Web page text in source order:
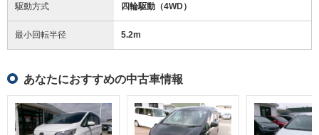
駆動方式 四輪駆動（4WD）
最小回転半径 5.2m
あなたにおすすめの中古車情報